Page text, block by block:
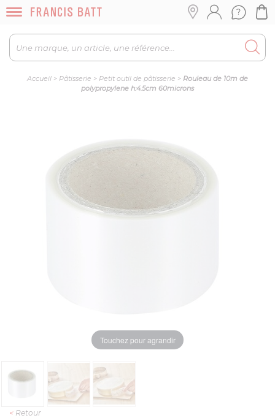
Accueil > Pâtisserie > Petit outil de pâtisserie > Rouleau de 10m de
polypropylene h:4.5cm 60microns
Touchez pour agrandir
< Retour